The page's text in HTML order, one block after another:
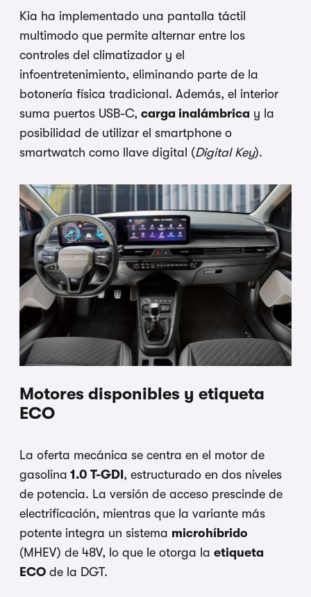
Kia ha implementado una pantalla táctil
multimodo que permite alternar entre los
controles del climatizador y el
infoentretenimiento, eliminando parte de la
botonería física tradicional. Además, el interior
suma puertos USB-C, carga inalámbrica y la
posibilidad de utilizar el smartphone o
smartwatch como llave digital (Digital Key).
Motores disponibles y etiqueta
ECO
La oferta mecánica se centra en el motor de
gasolina 1.0 T-GDI , estructurado en dos niveles
de potencia. La versión de acceso prescinde de
electrificación, mientras que la variante más
potente integra un sistema microhíbrido
(MHEV) de 48V, lo que le otorga la etiqueta
ECO de la DGT.